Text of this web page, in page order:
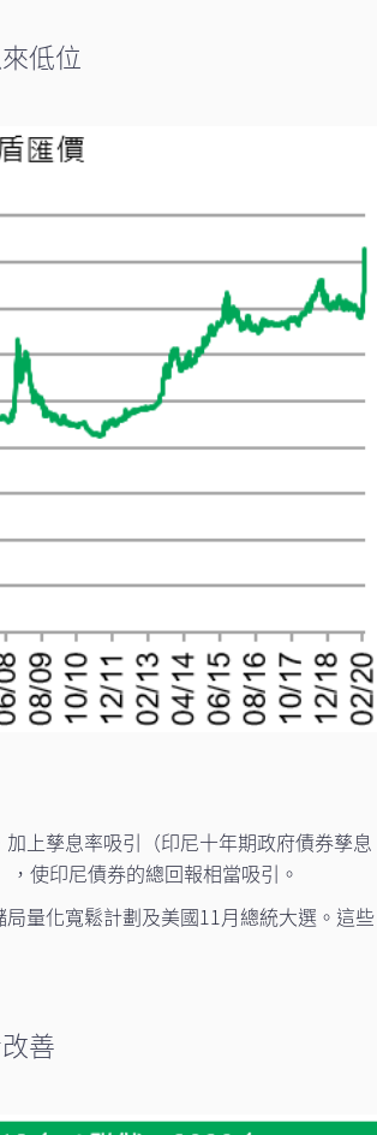
低位
上孳息率吸引（印尼十年期政府債券孳息
，使印尼債券的總回報相當吸引。
量化寬鬆計劃及美國11月總統大選。這些
善